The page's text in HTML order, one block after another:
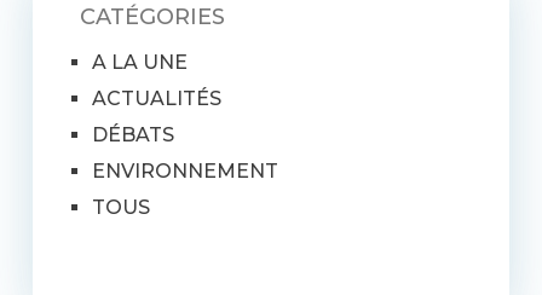
CATÉGORIES
A LA UNE
ACTUALITÉS
DÉBATS
ENVIRONNEMENT
TOUS